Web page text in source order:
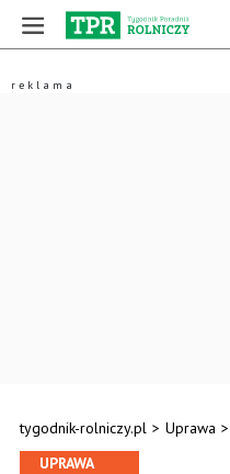
tygodnik-rolniczy.pl > Uprawa >
UPRAWA